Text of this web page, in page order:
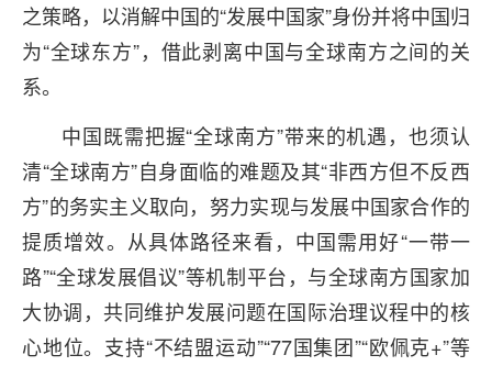
之策略，以消解中国的“发展中国家”身份并将中国归
为“全球东方”，借此剥离中国与全球南方之间的关
系。
中国既需把握“全球南方”带来的机遇，也须认
清“全球南方”自身面临的难题及其“非西方但不反西
方”的务实主义取向，努力实现与发展中国家合作的
提质增效。从具体路径来看，中国需用好“一带一
路”“全球发展倡议”等机制平台，与全球南方国家加
大协调，共同维护发展问题在国际治理议程中的核
心地位。支持“不结盟运动”“77国集团”“欧佩克+”等